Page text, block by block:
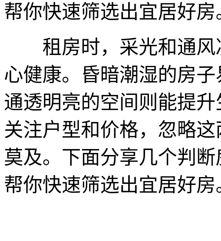
帮你快速筛选出宜居好房
租房时，采光和通风
心健康。昏暗潮湿的房
通透明亮的空间则能提
关注户型和价格，忽略
莫及。下面分享几个判
帮你快速筛选出宜居好房